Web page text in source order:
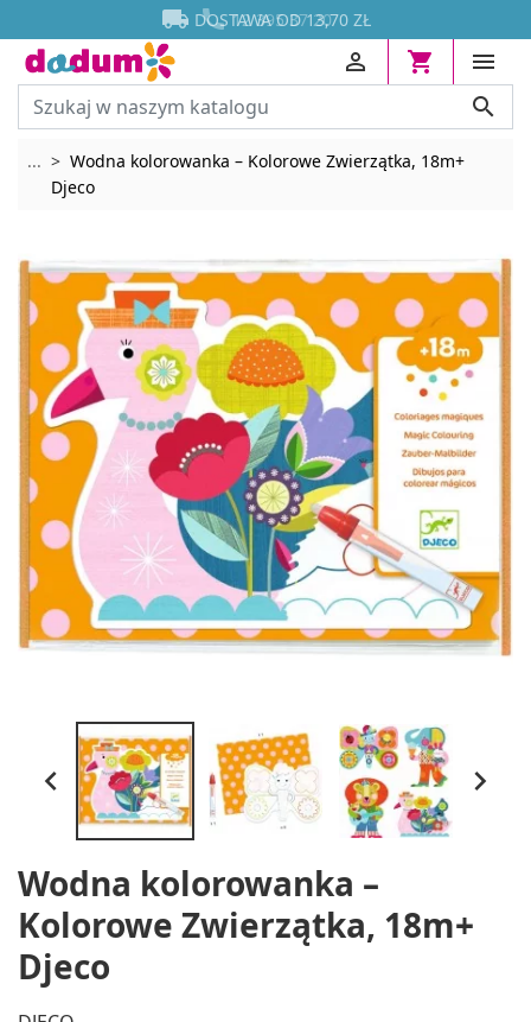

 DOSTAWA OD 13,70 ZŁ






... Rozwiń breadcrumbs
Wodna kolorowanka – Kolorowe Zwierzątka, 18m+
Djeco
 
Wodna kolorowanka –
Kolorowe Zwierzątka, 18m+
Djeco